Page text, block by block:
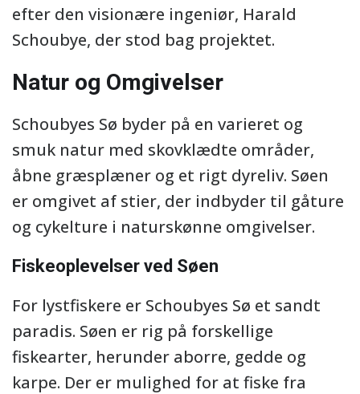
efter den visionære ingeniør, Harald
Schoubye, der stod bag projektet.
Natur og Omgivelser
Schoubyes Sø byder på en varieret og
smuk natur med skovklædte områder,
åbne græsplæner og et rigt dyreliv. Søen
er omgivet af stier, der indbyder til gåture
og cykelture i naturskønne omgivelser.
Fiskeoplevelser ved Søen
For lystfiskere er Schoubyes Sø et sandt
paradis. Søen er rig på forskellige
fiskearter, herunder aborre, gedde og
karpe. Der er mulighed for at fiske fra